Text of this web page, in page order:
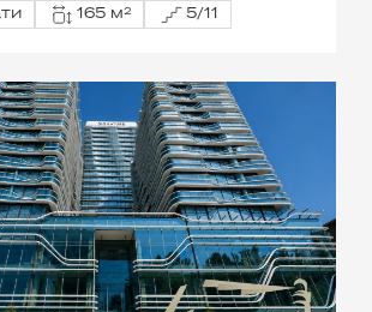
165 м² 5/11